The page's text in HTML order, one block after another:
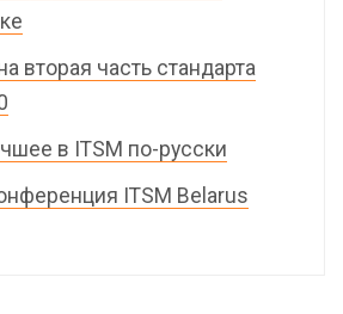
вторая часть стандарта
в ITSM по-русски
ITSM Belarus